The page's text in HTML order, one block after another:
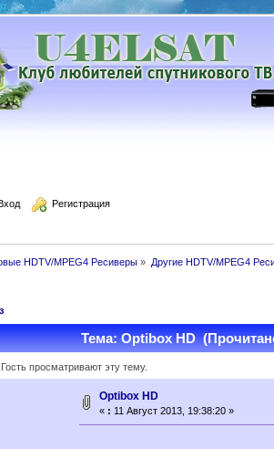
Регистрация
HDTV/MPEG4 Ресиверы » Другие HDTV/MPEG4
Тема: Optibox HD
просматривают эту тему.
Optibox HD
« : 11 Август 2013, 19:38:20 »